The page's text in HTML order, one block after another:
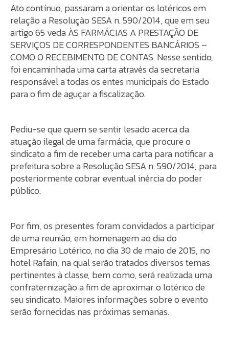
Ato contínuo, passaram a orientar os lotéricos em
relação a Resolução SESA n. 590/2014, que em seu
artigo 65 veda ÀS FARMÁCIAS A PRESTAÇÃO DE
SERVIÇOS DE CORRESPONDENTES BANCÁRIOS –
COMO O RECEBIMENTO DE CONTAS. Nesse sentido,
foi encaminhada uma carta através da secretaria
responsável a todas os entes municipais do Estado
para o fim de aguçar a fiscalização.
Pediu-se que quem se sentir lesado acerca da
atuação ilegal de uma farmácia, que procure o
sindicato a fim de receber uma carta para notificar a
prefeitura sobre a Resolução SESA n. 590/2014, para
posteriormente cobrar eventual inércia do poder
público.
Por fim, os presentes foram convidados a participar
de uma reunião, em homenagem ao dia do
Empresário Lotérico, no dia 30 de maio de 2015, no
hotel Rafain, na qual serão tratados diversos temas
pertinentes à classe, bem como, será realizada uma
confraternização a fim de aproximar o lotérico de
seu sindicato. Maiores informações sobre o evento
serão fornecidas nas próximas semanas.